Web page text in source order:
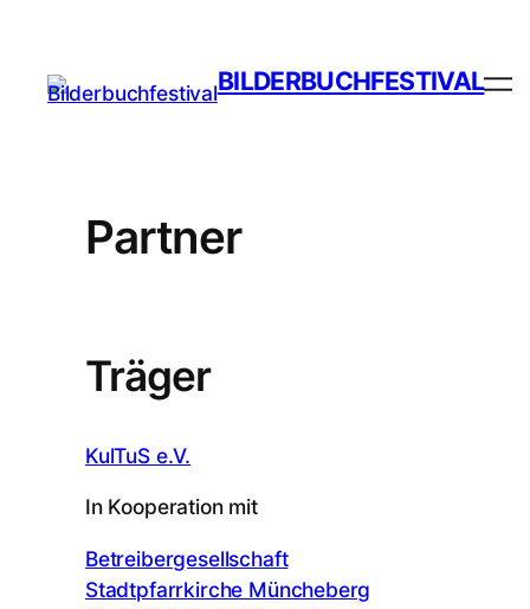
BILDERBUCHFESTIVAL
Partner
Träger
KulTuS e.V.
In Kooperation mit
Betreibergesellschaft
Stadtpfarrkirche Müncheberg